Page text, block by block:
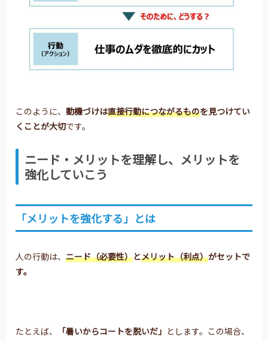
このように、 動機づけは直接行動につながるものを見つけてい
くことが大切です。
ニード・メリットを理解し、メリットを
強化していこう
「メリットを強化する」とは
人の行動は、 ニード（必要性）とメリット（利点）がセットで
す。
たとえば、 「暑いからコートを脱いだ」 とします。この場合、